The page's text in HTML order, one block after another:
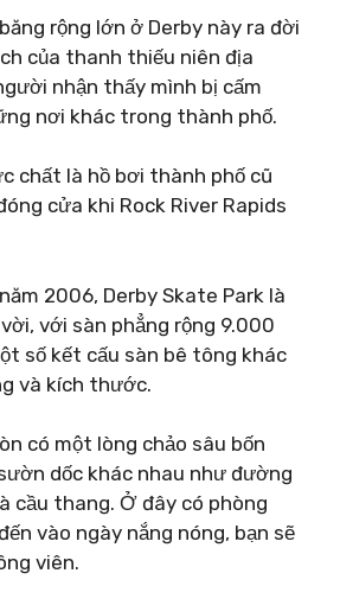
rộng lớn ở Derby này ra đời
của thanh thiếu niên địa
nhận thấy mình bị cấm
nơi khác trong thành phố.
chất là hồ bơi thành phố cũ
cửa khi Rock River Rapids
2006, Derby Skate Park là
với sàn phẳng rộng 9.000
số kết cấu sàn bê tông khác
và kích thước.
có một lòng chảo sâu bốn
dốc khác nhau như đường
cầu thang. Ở đây có phòng
vào ngày nắng nóng, bạn sẽ
viên.